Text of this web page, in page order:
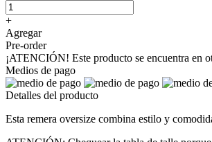
+
Agregar
Pre-order
¡ATENCIÓN! Este producto se encuentra en
Medios de pago
Detalles del producto
Esta remera oversize combina estilo y